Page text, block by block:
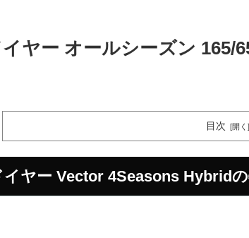
ヤー オールシーズン 165/
目次
イヤー Vector 4Seasons Hybrid